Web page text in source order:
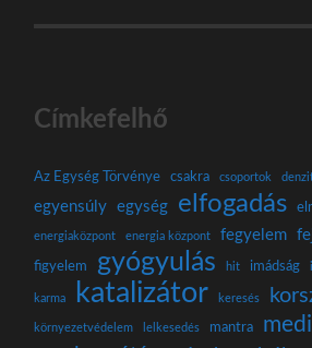
Címkefelhő
Az Egység Törvénye csakra csoportok
egyensúly egység elfogadás
energiaközpont energia központ fegyelem
figyelem
gyógyulás hit imádság
karma katalizátor keresés
környezetvédelem lelkesedés mantra